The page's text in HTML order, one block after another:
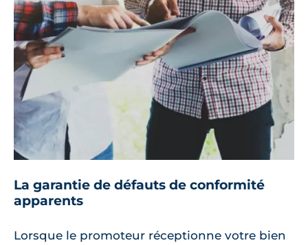
La garantie de défauts de conformité
apparents
Lorsque le promoteur réceptionne votre bien